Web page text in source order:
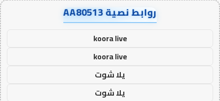
روابط نصية AA80513
koora live
koora live
يلا شوت
يلا شوت